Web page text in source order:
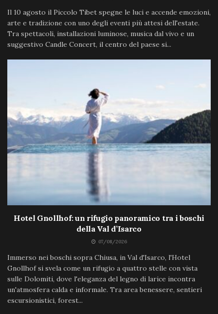
Il 10 agosto il Piccolo Tibet spegne le luci e accende emozioni,
arte e tradizione con uno degli eventi più attesi dell'estate.
Tra spettacoli, installazioni luminose, musica dal vivo e un
suggestivo Candle Concert, il centro del paese si...
Hotel Gnollhof: un rifugio panoramico tra i boschi
della Val d’Isarco
07/08/2026
Immerso nei boschi sopra Chiusa, in Val d'Isarco, l'Hotel
Gnollhof si svela come un rifugio a quattro stelle con vista
sulle Dolomiti, dove l'eleganza del legno di larice incontra
un'atmosfera calda e informale. Tra area benessere, sentieri
escursionistici, forest...